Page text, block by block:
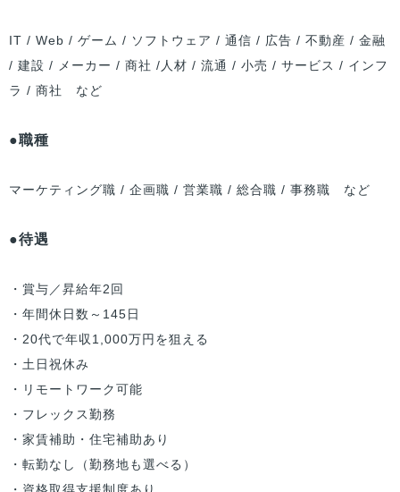
IT / Web / ゲーム / ソフトウェア / 通信 / 広告 / 不動産 / 金融
/ 建設 / メーカー / 商社 /人材 / 流通 / 小売 / サービス / インフ
ラ / 商社 など
●職種
マーケティング職 / 企画職 / 営業職 / 総合職 / 事務職 など
●待遇
・賞与／昇給年2回
・年間休日数～145日
・20代で年収1,000万円を狙える
・土日祝休み
・リモートワーク可能
・フレックス勤務
・家賃補助・住宅補助あり
・転勤なし（勤務地も選べる）